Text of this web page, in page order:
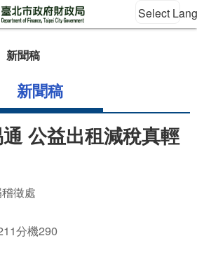
Select
新聞稿
新聞稿
公益出租減稅真輕
徵處
分機290